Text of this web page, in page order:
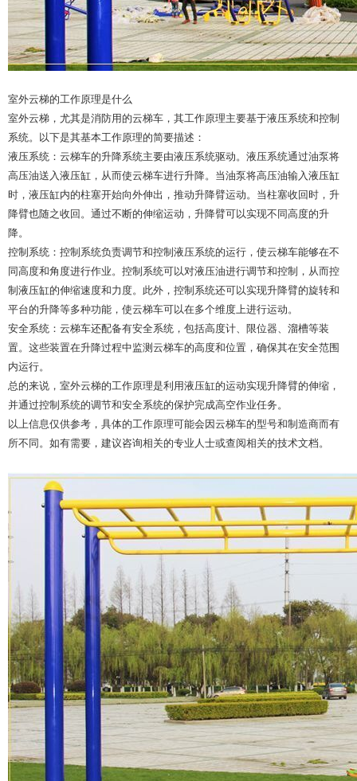
室外云梯的工作原理是什么
室外云梯，尤其是消防用的云梯车，其工作原理主要基于液压系统和控制
系统。以下是其基本工作原理的简要描述：
液压系统：云梯车的升降系统主要由液压系统驱动。液压系统通过油泵将
高压油送入液压缸，从而使云梯车进行升降。当油泵将高压油输入液压缸
时，液压缸内的柱塞开始向外伸出，推动升降臂运动。当柱塞收回时，升
降臂也随之收回。通过不断的伸缩运动，升降臂可以实现不同高度的升
降。
控制系统：控制系统负责调节和控制液压系统的运行，使云梯车能够在不
同高度和角度进行作业。控制系统可以对液压油进行调节和控制，从而控
制液压缸的伸缩速度和力度。此外，控制系统还可以实现升降臂的旋转和
平台的升降等多种功能，使云梯车可以在多个维度上进行运动。
安全系统：云梯车还配备有安全系统，包括高度计、限位器、溜槽等装
置。这些装置在升降过程中监测云梯车的高度和位置，确保其在安全范围
内运行。
总的来说，室外云梯的工作原理是利用液压缸的运动实现升降臂的伸缩，
并通过控制系统的调节和安全系统的保护完成高空作业任务。
以上信息仅供参考，具体的工作原理可能会因云梯车的型号和制造商而有
所不同。如有需要，建议咨询相关的专业人士或查阅相关的技术文档。